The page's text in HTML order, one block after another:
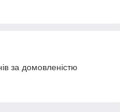
за домовленістю